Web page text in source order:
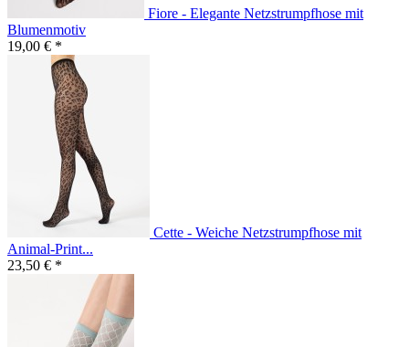
Fiore - Elegante Netzstrumpfhose mit
Blumenmotiv
19,00 € *
Cette - Weiche Netzstrumpfhose mit
Animal-Print...
23,50 € *